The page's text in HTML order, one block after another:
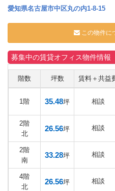
愛知県名古屋市中区丸の内1-8-15
この物件に
募集中の賃貸オフィス物件情報
階数 坪数 賃料＋共益
1階 35.48坪 相談
2階
北
26.56坪 相談
2階
南
33.28坪 相談
4階
北
26.56坪 相談